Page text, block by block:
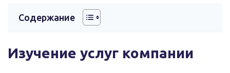
Содержание
Изучение услуг компании